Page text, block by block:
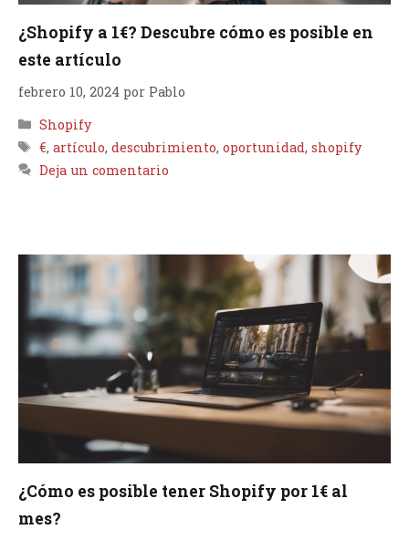
¿Shopify a 1€? Descubre cómo es posible en
este artículo
febrero 10, 2024 por Pablo
Categorías
Shopify
Etiquetas
€,artículo,descubrimiento,oportunidad,shopify
Deja un comentario
¿Cómo es posible tener Shopify por 1€ al
mes?